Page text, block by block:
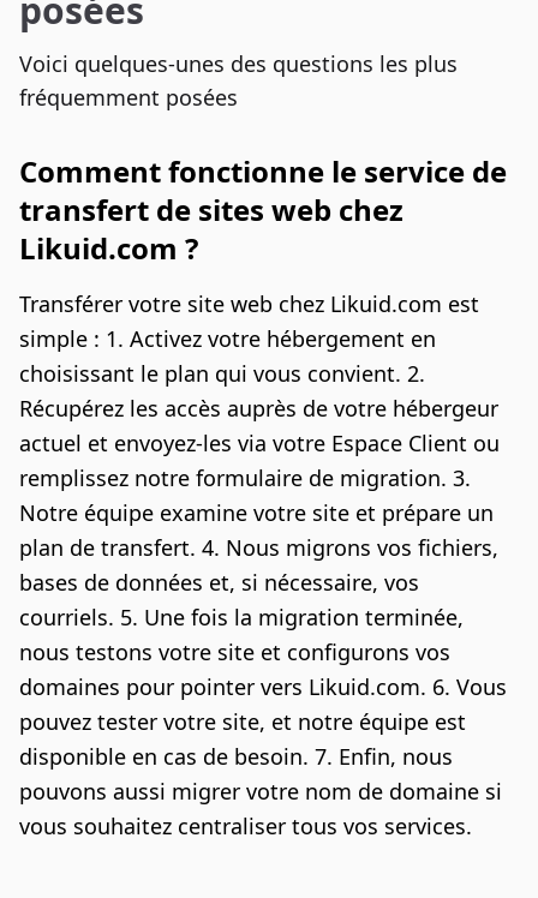
posées
Voici quelques-unes des questions les plus
fréquemment posées
Comment fonctionne le service de
transfert de sites web chez
Likuid.com ?
Transférer votre site web chez Likuid.com est
simple : 1. Activez votre hébergement en
choisissant le plan qui vous convient. 2.
Récupérez les accès auprès de votre hébergeur
actuel et envoyez-les via votre Espace Client ou
remplissez notre formulaire de migration. 3.
Notre équipe examine votre site et prépare un
plan de transfert. 4. Nous migrons vos fichiers,
bases de données et, si nécessaire, vos
courriels. 5. Une fois la migration terminée,
nous testons votre site et configurons vos
domaines pour pointer vers Likuid.com. 6. Vous
pouvez tester votre site, et notre équipe est
disponible en cas de besoin. 7. Enfin, nous
pouvons aussi migrer votre nom de domaine si
vous souhaitez centraliser tous vos services.